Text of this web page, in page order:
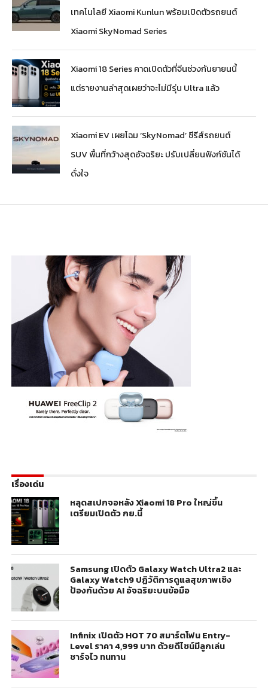
เทคโนโลยี Xiaomi Kunlun พร้อมเปิดตัวรถยนต์
Xiaomi SkyNomad Series
Xiaomi 18 Series คาดเปิดตัวที่จีนช่วงกันยายนนี้
แต่รายงานล่าสุดเผยว่าจะไม่มีรุ่น Ultra แล้ว
Xiaomi EV เผยโฉม ‘SkyNomad’ ซีรีส์รถยนต์
SUV พื้นที่กว้างสุดอัจฉริยะ ปรับเปลี่ยนฟังก์ชันได้
ดั่งใจ
เรื่องเด่น
หลุดสเปกจอหลัง Xiaomi 18 Pro ใหญ่ขึ้น
เตรียมเปิดตัว กย.นี้
Samsung เปิดตัว Galaxy Watch Ultra2 และ
Galaxy Watch9 ปฏิวัติการดูแลสุขภาพเชิง
ป้องกันด้วย AI อัจฉริยะบนข้อมือ
Infinix เปิดตัว HOT 70 สมาร์ตโฟน Entry-
Level ราคา 4,999 บาท ด้วยดีไซน์มีลูกเล่น
ชาร์จไว ทนทาน